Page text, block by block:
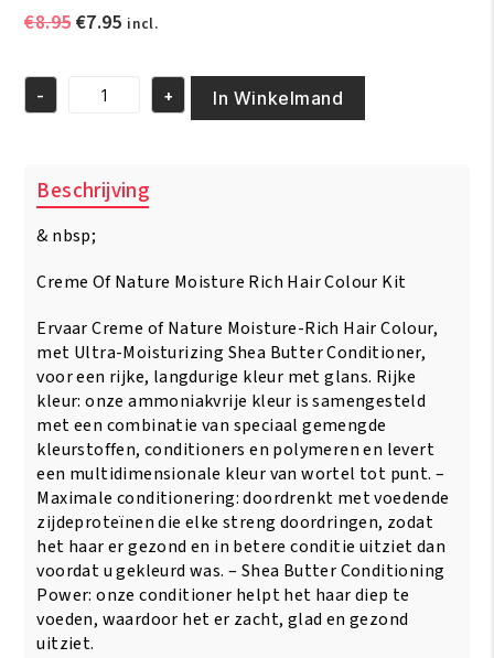
€8.95Oorspronkelijke
€8.95.
€7.95Huidige
€7.95.
incl.
Spiced
- + In Winkelmand
Beschrijving
& nbsp;
Creme Of Nature Moisture Rich Hair Colour Kit
Ervaar Creme of Nature Moisture-Rich Hair Colour,
met Ultra-Moisturizing Shea Butter Conditioner,
voor een rijke, langdurige kleur met glans. Rijke
kleur: onze ammoniakvrije kleur is samengesteld
met een combinatie van speciaal gemengde
kleurstoffen, conditioners en polymeren en levert
een multidimensionale kleur van wortel tot punt. –
Maximale conditionering: doordrenkt met voedende
zijdeproteïnen die elke streng doordringen, zodat
het haar er gezond en in betere conditie uitziet dan
voordat u gekleurd was. – Shea Butter Conditioning
Power: onze conditioner helpt het haar diep te
voeden, waardoor het er zacht, glad en gezond
uitziet.